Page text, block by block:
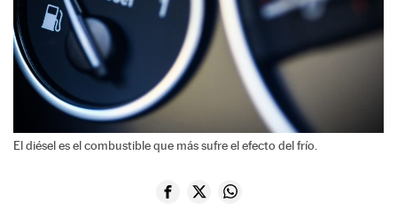
El diésel es el combustible que más sufre el efecto del frío.